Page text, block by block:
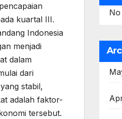
kuartal III.
Indonesia
menjadi
dalam
dari
stabil,
adalah faktor-
tersebut.